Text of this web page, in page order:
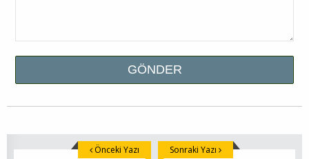
Önceki Yazı Sonraki Yazı